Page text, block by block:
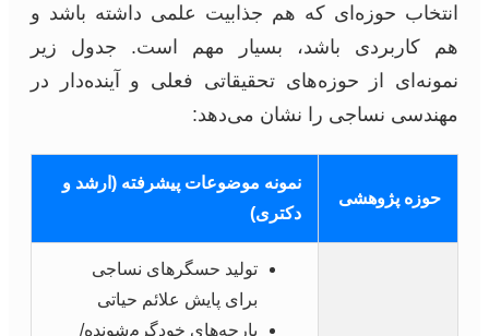
انتخاب حوزه‌ای که هم جذابیت علمی داشته باشد و
هم کاربردی باشد، بسیار مهم است. جدول زیر
نمونه‌ای از حوزه‌های تحقیقاتی فعلی و آینده‌دار در
مهندسی نساجی را نشان می‌دهد:
حوزه پژوهشی
نمونه موضوعات پیشرفته (ارشد و
دکتری)
تولید حسگرهای نساجی
برای پایش علائم حیاتی
پارچه‌های خودگرم‌شونده/